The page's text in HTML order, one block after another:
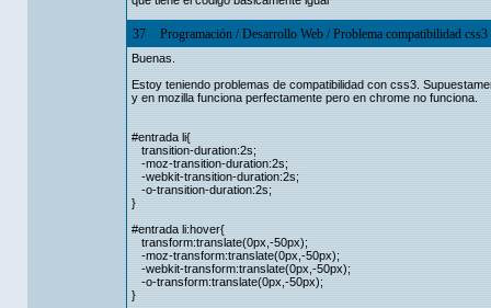
37 Programación/Desarrollo Web/Problema compatibilidad
Buenas.
Estoy teniendo problemas de compatibilidad con css3.
y en mozilla funciona perfectamente pero en chrome no funciona.
#entrada li{
transition-duration:2s;
-moz-transition-duration:2s;
-webkit-transition-duration:2s;
-o-transition-duration:2s;
}
#entrada li:hover{
transform:translate(0px,-50px);
-moz-transform:translate(0px,-50px);
-webkit-transform:translate(0px,-50px);
-o-transform:translate(0px,-50px);
}